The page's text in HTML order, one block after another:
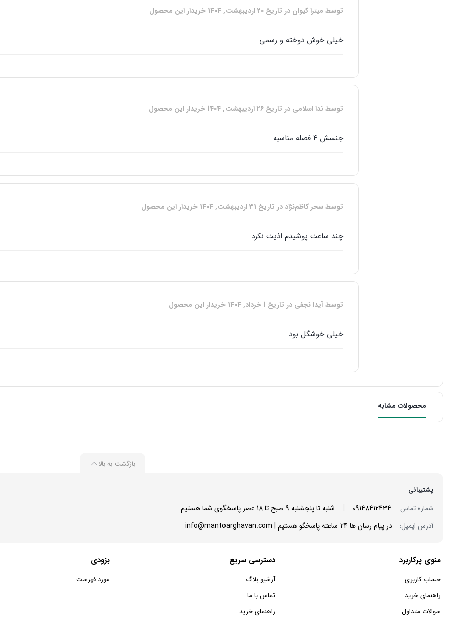
توسط میترا کیوان در تاریخ 20 اردیبهشت, 1404 خریدار این محصول
خیلی خوش ‌دوخته و رسمی
توسط ندا اسلامی در تاریخ 26 اردیبهشت, 1404 خریدار این محصول
جنسش ۴ فصله مناسبه
توسط سحر کاظم‌نژاد در تاریخ 31 اردیبهشت, 1404 خریدار این محصول
چند ساعت پوشیدم اذیت نکرد
توسط آیدا نجفی در تاریخ 1 خرداد, 1404 خریدار این محصول
خیلی خوشگل بود
محصولات مشابه
بازگشت به بالا
پشتیبانی
شماره تماس:
09148412434 شنبه تا پنجشنبه 9 صبح تا 18 عصر پاسخگوی شما هستیم
آدرس ایمیل: در پیام رسان ها 24 ساعته پاسخگو هستیم | info@mantoarghavan.com
منوی پرکاربرد
حساب کاربری
راهنمای خرید
سوالات متداول
دسترسی سریع
آرشیو بلاگ
تماس با ما
راهنمای خرید
بزودی
مورد فهرست